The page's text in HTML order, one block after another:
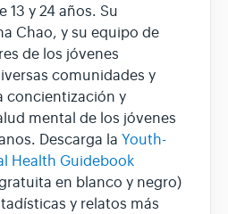
13 y 24 años. Su
Chao, y su equipo de
de los jóvenes
comunidades y
concientización y
mental de los jóvenes
Descarga la Youth-
Health Guidebook
en blanco y negro)
y relatos más